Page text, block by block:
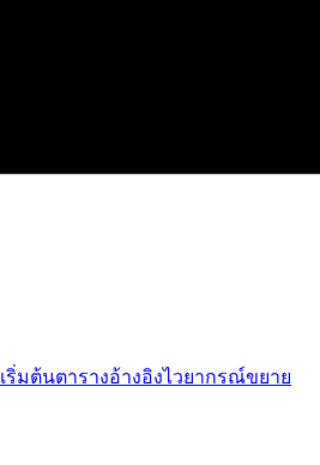
เริ่มต้นตารางอ้างอิงไวยากรณ์ขยาย